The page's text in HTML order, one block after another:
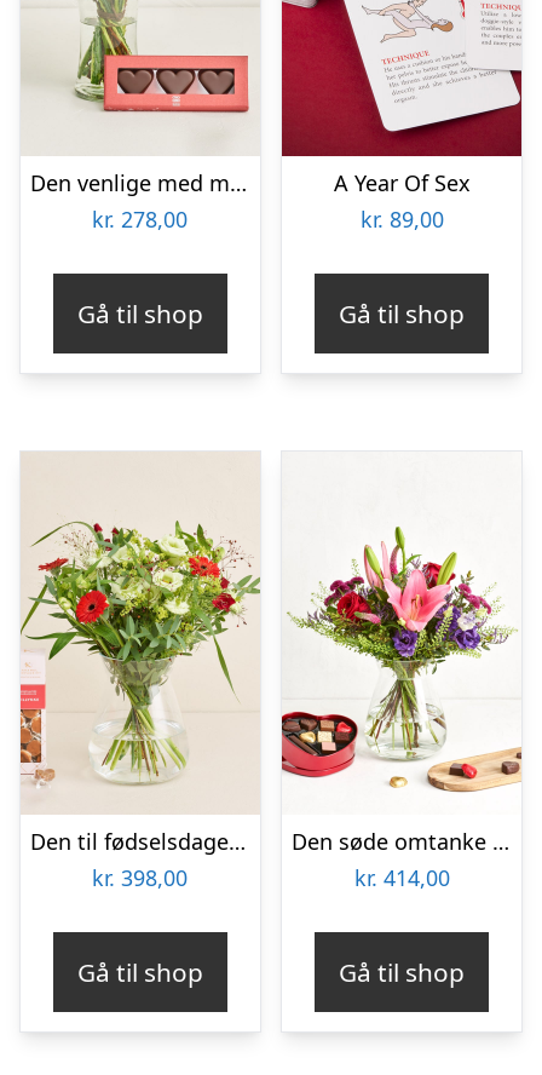
Den venlige med marcipanhjerter
kr. 278,00
Gå til shop
A Year Of Sex
kr. 89,00
Gå til shop
Den til fødselsdagen med tillykkekarameller
kr. 398,00
Gå til shop
Den søde omtanke med hjerte med chokolade
kr. 414,00
Gå til shop